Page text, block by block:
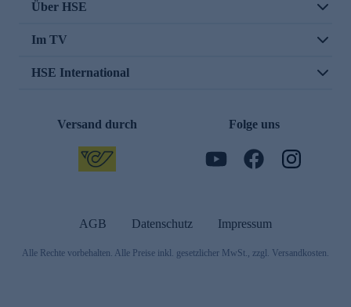
Über HSE
Im TV
HSE International
Versand durch Folge uns
AGB Datenschutz Impressum
Alle Rechte vorbehalten. Alle Preise inkl. gesetzlicher MwSt., zzgl. Versandkosten.